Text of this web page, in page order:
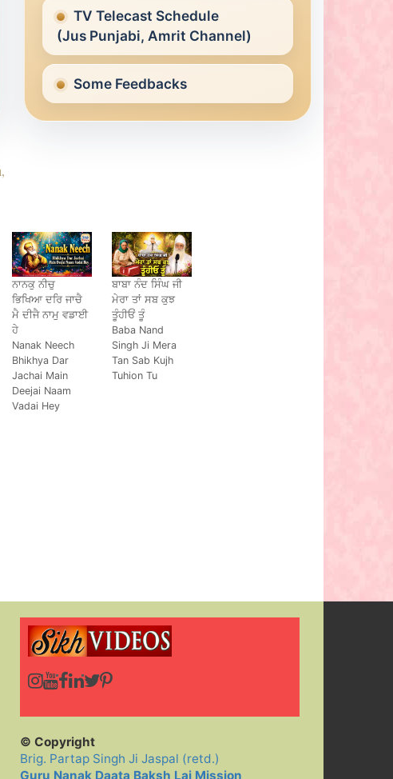
TV Telecast Schedule
(Jus Punjabi, Amrit Channel)
Some Feedbacks
ਨਾਨਕੁ ਨੀਚੁ
ਭਿਖਿਆ ਦਰਿ ਜਾਚੈ
ਮੈ ਦੀਜੈ ਨਾਮੁ ਵਡਾਈ
ਹੇ
Nanak Neech
Bhikhya Dar
Jachai Main
Deejai Naam
Vadai Hey
ਬਾਬਾ ਨੰਦ ਸਿੰਘ ਜੀ
ਮੇਰਾ ਤਾਂ ਸਬ ਕੁਝ
ਤੂੰਹੀਓਂ ਤੂੰ
Baba Nand
Singh Ji Mera
Tan Sab Kujh
Tuhion Tu
© Copyright
Brig. Partap Singh Ji Jaspal (retd.)
Guru Nanak Daata Baksh Lai Mission